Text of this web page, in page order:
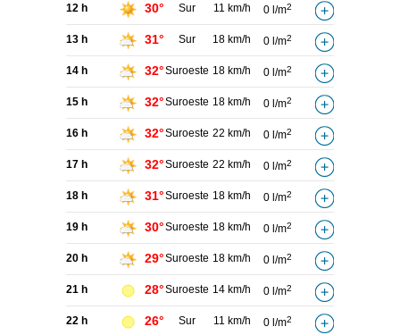
12 h 30° Sur 11 km/h 0 l/m2
13 h 31° Sur 18 km/h 0 l/m2
14 h 32°Suroeste 18 km/h 0 l/m2
15 h 32°Suroeste 18 km/h 0 l/m2
16 h 32°Suroeste 22 km/h 0 l/m2
17 h 32°Suroeste 22 km/h 0 l/m2
18 h 31°Suroeste 18 km/h 0 l/m2
19 h 30°Suroeste 18 km/h 0 l/m2
20 h 29°Suroeste 18 km/h 0 l/m2
21 h 28°Suroeste 14 km/h 0 l/m2
22 h 26° Sur 11 km/h 0 l/m2